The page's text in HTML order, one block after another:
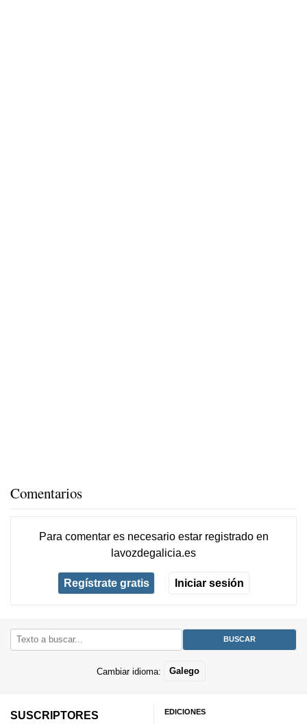
Comentarios
Para comentar es necesario estar registradoen
lavozdegalicia.es
Regístrate gratis Iniciar sesión
Cambiar idioma: Galego
SUSCRIPTORES EDICIONES